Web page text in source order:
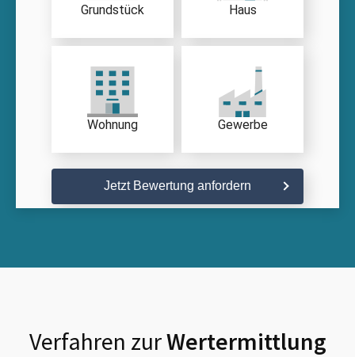
Grundstück Haus
Wohnung Gewerbe
Jetzt Bewertung anfordern
Verfahren zurWertermittlung